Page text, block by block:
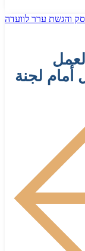
أمام لجنة